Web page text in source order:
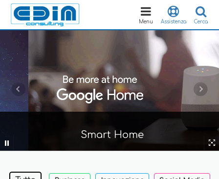
Cerca
Assistenza
Toggle
navigation
Menu
Smart Home